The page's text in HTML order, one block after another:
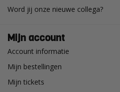
Word jij onze nieuwe collega?
Mijn account
Account informatie
Mijn bestellingen
Mijn tickets